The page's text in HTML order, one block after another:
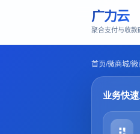
广力云
聚合支付与收款
首页/微商城/微
业务快